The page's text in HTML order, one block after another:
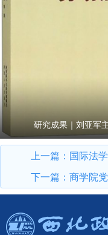
研究成果｜刘亚军
上一篇： 国际法学院
下一篇： 商学院党委联合省人大预